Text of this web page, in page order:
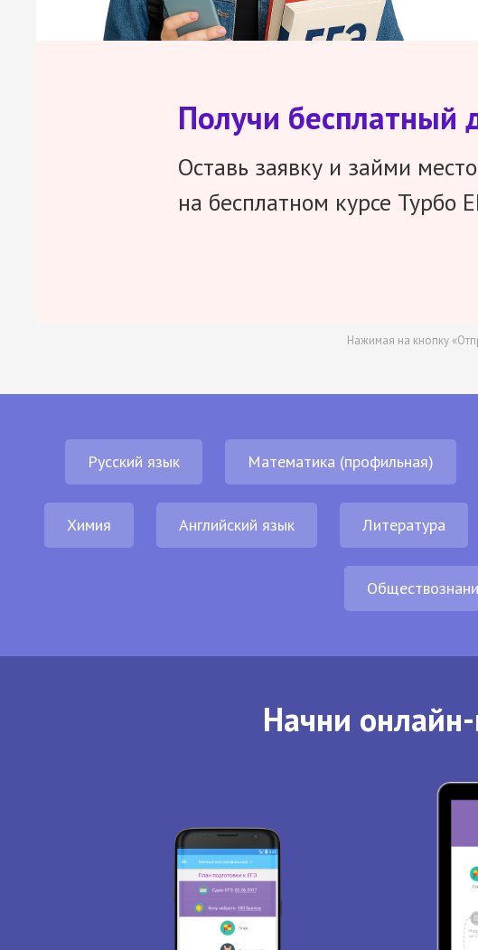
Получи бесплатный
Оставь заявку и займи место
на бесплатном курсе Турбо
Нажимая на кнопку
Русский язык Математика (профильная)
Химия Английский язык Литература
Начни